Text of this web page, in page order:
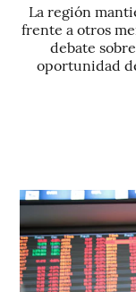
La región
frente a otros
debate
oportunidad